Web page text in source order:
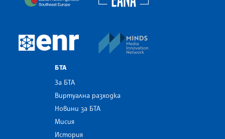
European Newsroom
БТА
За БТА
Виртуална разходка
Новини за БТА
Мисия
История